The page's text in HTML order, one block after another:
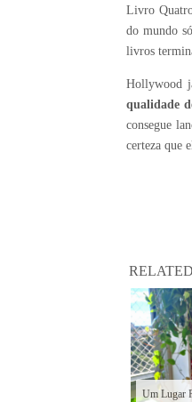
Livro
do mundo
livros
Hollywood
qualidade
consegue
certeza que
Um Lugar